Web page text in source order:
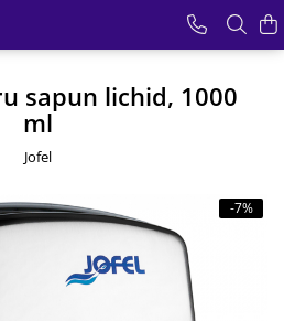
sapun lichid, 1000
ml
Jofel
-7%